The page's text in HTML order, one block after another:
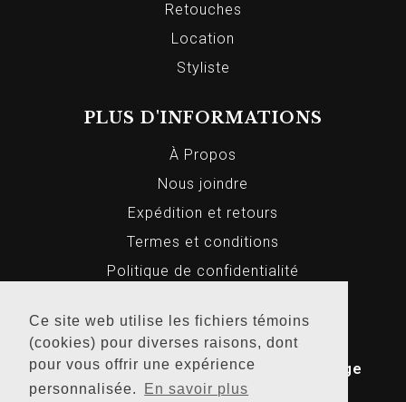
Ce site web utilise les fichiers témoins
(cookies) pour diverses raisons, dont
pour vous offrir une expérience
personnalisée.
En savoir plus
Retouches
Location
Styliste
PLUS D'INFORMATIONS
À Propos
Nous joindre
Expédition et retours
Termes et conditions
Politique de confidentialité
© 2026 Markus Homme et Femme, Tous
droits réservés. Conception Web par
Bridge
Media.